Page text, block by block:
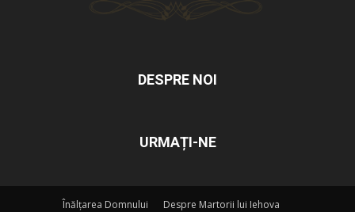
DESPRE NOI
URMAȚI-NE
Înălțarea Domnului Despre Martorii lui Iehova